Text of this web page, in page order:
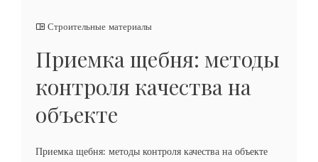
Строительные материалы
Приемка щебня: методы
контроля качества на
объекте
Приемка щебня: методы контроля качества на объекте